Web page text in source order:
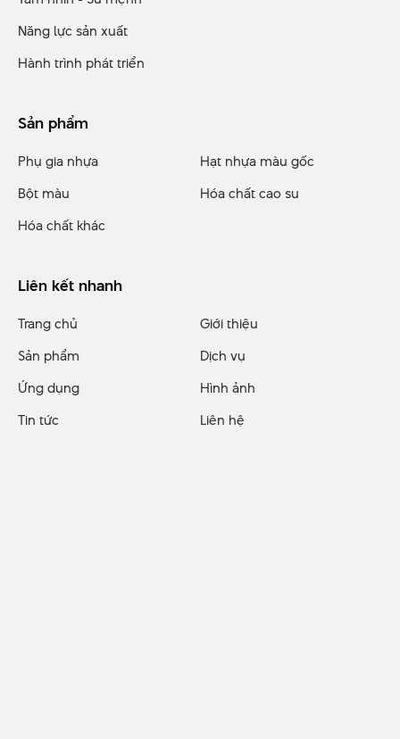
Năng lực sản xuất
Hành trình phát triển
Sản phẩm
Phụ gia nhựa
Hạt nhựa màu gốc
Bột màu
Hóa chất cao su
Hóa chất khác
Liên kết nhanh
Trang chủ
Giới thiệu
Sản phẩm
Dịch vụ
Ứng dụng
Hình ảnh
Tin tức
Liên hệ